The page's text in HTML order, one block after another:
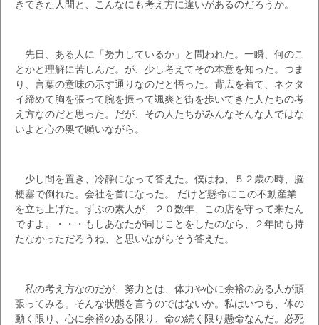
きてきた人間と、こんなにも考え方に違いがあるのだろうか。
先日、ある人に「努力しているか」と問われた。一瞬、何のこ
とかと理解に苦しんだ。が、少し考えてその本意を知った。つま
り、言葉の意味の示す通りなのだと悟った。背広を着て、ネクタ
イ締めて胸を張って腕を振って颯爽と街を歩いてきた人たちの考
え方なのだと思った。だが、その人たちがみんなそんな人ではな
いよと心の奥で願いながら。
少し間を置き、冷静になって答えた。僕はね、５２歳の時、脳
梗塞で倒れた。会社を首になった。 だけど懸命にこの不動産業
を立ち上げた。ずぶの素人が、２０数年、この店を守って来たん
ですよ。・・・もしあなたが同じことをしたのなら、２年間も持
たなかっただろうね、と思いながらそう答えた。
私の考え方なのだが、努力とは、体力や心に余裕のある人が頑
張ってみる。そんな状態を言うのではないか。私はいつも、体の
動く限り、心に余裕のある限り、命の続く限り懸命なんだ。必死